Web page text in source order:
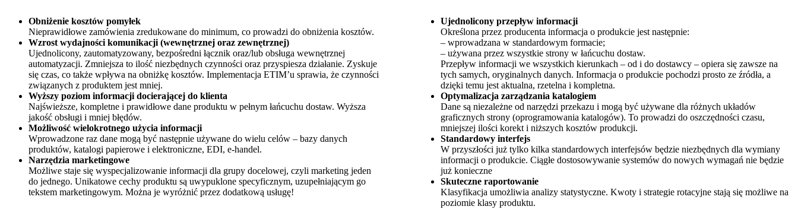
Obniżenie kosztów pomyłek
Nieprawidłowe zamówienia zredukowane do minimum, co prowadzi do obniżenia kosztów.
Wzrost wydajności komunikacji (wewnętrznej oraz zewnętrznej)
Ujednolicony, zautomatyzowany, bezpośredni łącznik oraz/lub obsługa wewnętrznej
automatyzacji. Zmniejsza to ilość niezbędnych czynności oraz przyspiesza działanie. Zyskuje
się czas, co także wpływa na obniżkę kosztów. Implementacja ETIM’u sprawia, że czynności
związanych z produktem jest mniej.
Wyższy poziom informacji docierającej do klienta
Najświeższe, kompletne i prawidłowe dane produktu w pełnym łańcuchu dostaw. Wyższa
jakość obsługi i mniej błędów.
Możliwość wielokrotnego użycia informacji
Wprowadzone raz dane mogą być następnie używane do wielu celów – bazy danych
produktów, katalogi papierowe i elektroniczne, EDI, e-handel.
Narzędzia marketingowe
Możliwe staje się wyspecjalizowanie informacji dla grupy docelowej, czyli marketing jeden
do jednego. Unikatowe cechy produktu są uwypuklone specyficznym, uzupełniającym go
tekstem marketingowym. Można je wyróżnić przez dodatkową usługę!
Ujednolicony przepływ informacji
Określona przez producenta informacja o produkcie jest następnie:
– wprowadzana w standardowym formacie;
– używana przez wszystkie strony w łańcuchu dostaw.
Przepływ informacji we wszystkich kierunkach – od i do dostawcy – opiera się zawsze na
tych samych, oryginalnych danych. Informacja o produkcie pochodzi prosto ze źródła, a
dzięki temu jest aktualna, rzetelna i kompletna.
Optymalizacja zarządzania katalogiem
Dane są niezależne od narzędzi przekazu i mogą być używane dla różnych układów
graficznych strony (oprogramowania katalogów). To prowadzi do oszczędności czasu,
mniejszej ilości korekt i niższych kosztów produkcji.
Standardowy interfejs
W przyszłości już tylko kilka standardowych interfejsów będzie niezbędnych dla wymiany
informacji o produkcie. Ciągłe dostosowywanie systemów do nowych wymagań nie będzie
już konieczne
Skuteczne raportowanie
Klasyfikacja umożliwia analizy statystyczne. Kwoty i strategie rotacyjne stają się możliwe na
poziomie klasy produktu.